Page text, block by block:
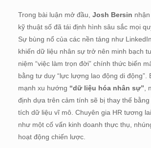
Trong bài luận mở đầu, Josh Bersin
kỹ thuật số đã tái định hình sâu sắc mọi
Sự bùng nổ của các nền tảng như
khiến dữ liệu nhân sự trở nên minh bạch
niệm “việc làm trọn đời” chính thức biến
bằng tư duy “lực lượng lao động di động”.
mạnh xu hướng “dữ liệu hóa nhân sự” ,
định dựa trên cảm tính sẽ bị thay thế
tích dữ liệu vĩ mô. Chuyên gia HR tương
như một cố vấn kinh doanh thực thụ,
hoạt động chiến lược.